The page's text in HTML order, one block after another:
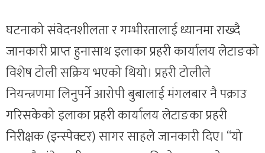
घटनाको संवेदनशीलता र गम्भीरतालाई ध्यानमा राख्दै
जानकारी प्राप्त हुनासाथ इलाका प्रहरी कार्यालय लेटाङको
विशेष टोली सक्रिय भएको थियो। प्रहरी टोलीले
नियन्त्रणमा लिनुपर्ने आरोपी बुबालाई मंगलबार नै पक्राउ
गरिसकेको इलाका प्रहरी कार्यालय लेटाङका प्रहरी
निरीक्षक (इन्स्पेक्टर) सागर साहले जानकारी दिए। “यो